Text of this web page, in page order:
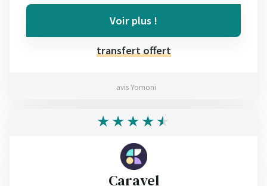
Voir plus !
transfert offert
avis Yomoni
Caravel